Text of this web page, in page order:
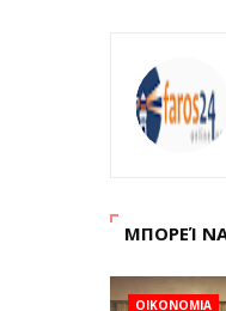
ΜΠΟΡΕΊ
ΟΙΚΟΝΟΜΙΑ